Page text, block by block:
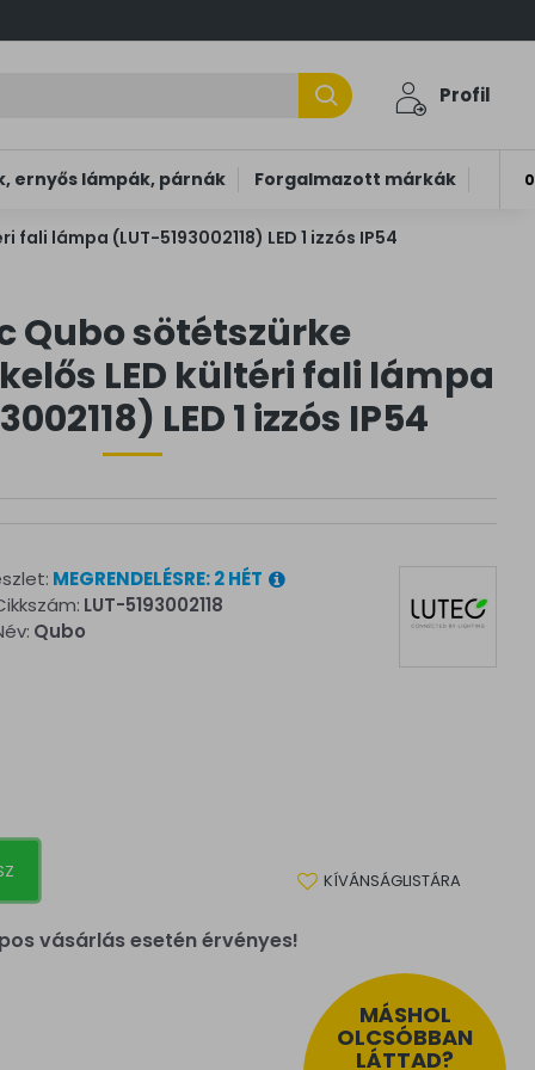
Profil
ernyős lámpák, párnák Forgalmazott márkák
lámpa (LUT-5193002118) LED 1 izzós IP54
Qubo sötétszürke
LED kültéri fali lámpa
LED 1 izzós IP54
vásárlás esetén érvényes!
MEGRENDELÉSRE: 2 HÉT
LUT-5193002118
Qubo
KÍVÁNSÁGLISTÁRA
MÁSHOL
OLCSÓBBAN
LÁTTAD?